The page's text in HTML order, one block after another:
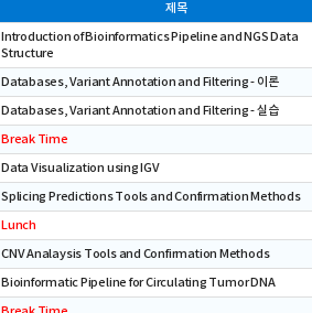
제목
Introduction of Bioinformatics Pipeline and NGS Data
Structure
Databases, Variant Annotation and Filtering - 이론
Databases, Variant Annotation and Filtering - 실습
Break Time
Data Visualization using IGV
Splicing Predictions Tools and Confirmation Methods
Lunch
CNV Analaysis Tools and Confirmation Methods
Bioinformatic Pipeline for Circulating Tumor DNA